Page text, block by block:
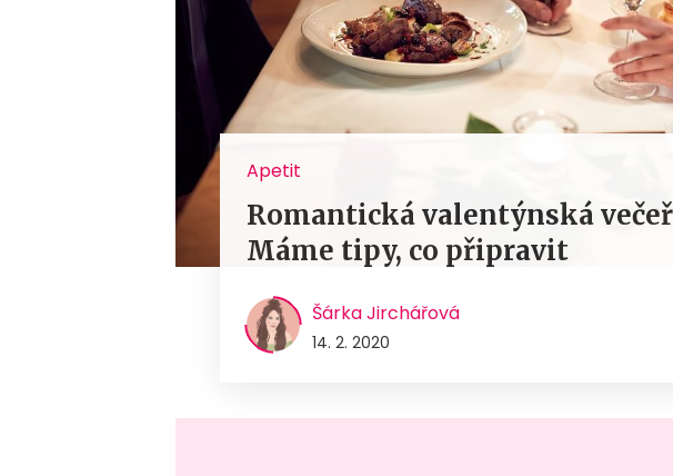
Apetit
Romantická valentýnská
Máme tipy, co připravit
Šárka Jirchářová
14. 2. 2020